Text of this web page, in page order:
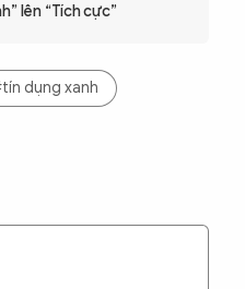
lên “Tích cực”
dụng xanh